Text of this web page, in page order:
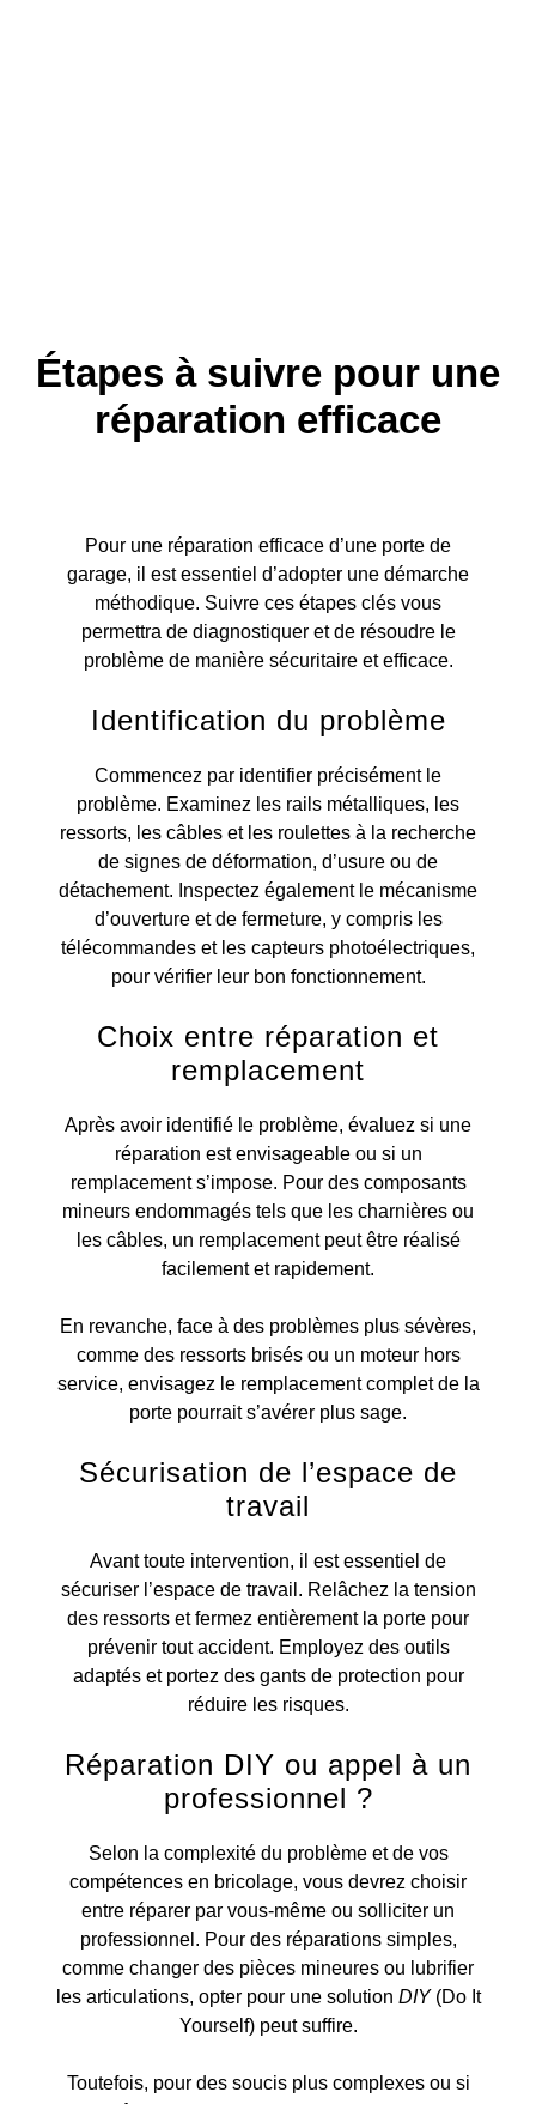
Étapes à suivre pour une
réparation efficace
Pour une réparation efficace d’une porte de
garage, il est essentiel d’adopter une démarche
méthodique. Suivre ces étapes clés vous
permettra de diagnostiquer et de résoudre le
problème de manière sécuritaire et efficace.
Identification du problème
Commencez par identifier précisément le
problème. Examinez les rails métalliques, les
ressorts, les câbles et les roulettes à la recherche
de signes de déformation, d’usure ou de
détachement. Inspectez également le mécanisme
d’ouverture et de fermeture, y compris les
télécommandes et les capteurs photoélectriques,
pour vérifier leur bon fonctionnement.
Choix entre réparation et
remplacement
Après avoir identifié le problème, évaluez si une
réparation est envisageable ou si un
remplacement s’impose. Pour des composants
mineurs endommagés tels que les charnières ou
les câbles, un remplacement peut être réalisé
facilement et rapidement.
En revanche, face à des problèmes plus sévères,
comme des ressorts brisés ou un moteur hors
service, envisagez le remplacement complet de la
porte pourrait s’avérer plus sage.
Sécurisation de l’espace de
travail
Avant toute intervention, il est essentiel de
sécuriser l’espace de travail. Relâchez la tension
des ressorts et fermez entièrement la porte pour
prévenir tout accident. Employez des outils
adaptés et portez des gants de protection pour
réduire les risques.
Réparation DIY ou appel à un
professionnel ?
Selon la complexité du problème et de vos
compétences en bricolage, vous devrez choisir
entre réparer par vous-même ou solliciter un
professionnel. Pour des réparations simples,
comme changer des pièces mineures ou lubrifier
les articulations, opter pour une solution DIY(Do It
Yourself) peut suffire.
Toutefois, pour des soucis plus complexes ou si